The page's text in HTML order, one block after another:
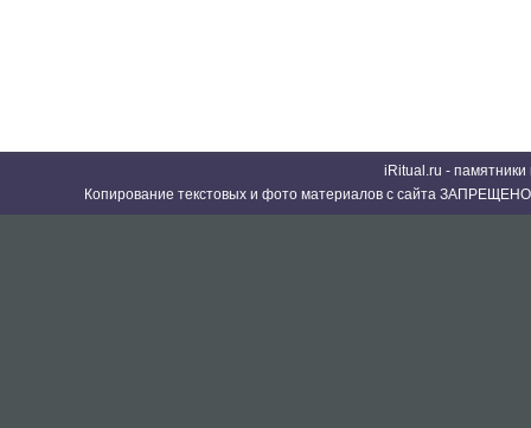
iRitual.ru -
Копирование текстовых и фото материалов с сайта